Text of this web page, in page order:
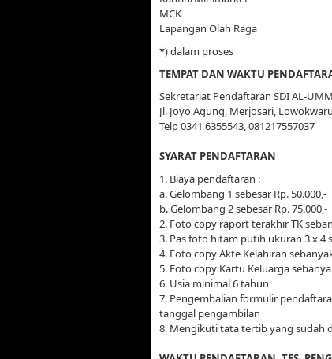
MCK
Lapangan Olah Raga
*) dalam proses
TEMPAT DAN WAKTU
Sekretariat Pendaftaran SDI AL-UMM
Jl. Joyo Agung, Merjosari,
Telp 0341 6355543, 081217557037
SYARAT PENDAFTARAN
1. Biaya pendaftaran :
a. Gelombang 1 sebesar Rp. 50.000,-
b. Gelombang 2 sebesar Rp. 75.000,-
2. Foto copy raport terakhir TK
3. Pas foto hitam putih ukuran 3 x 4
4. Foto copy Akte Kelahiran
5. Foto copy Kartu Keluarga
6. Usia minimal 6 tahun
7. Pengembalian formulir
tanggal pengambilan
8. Mengikuti tata tertib yang sudah